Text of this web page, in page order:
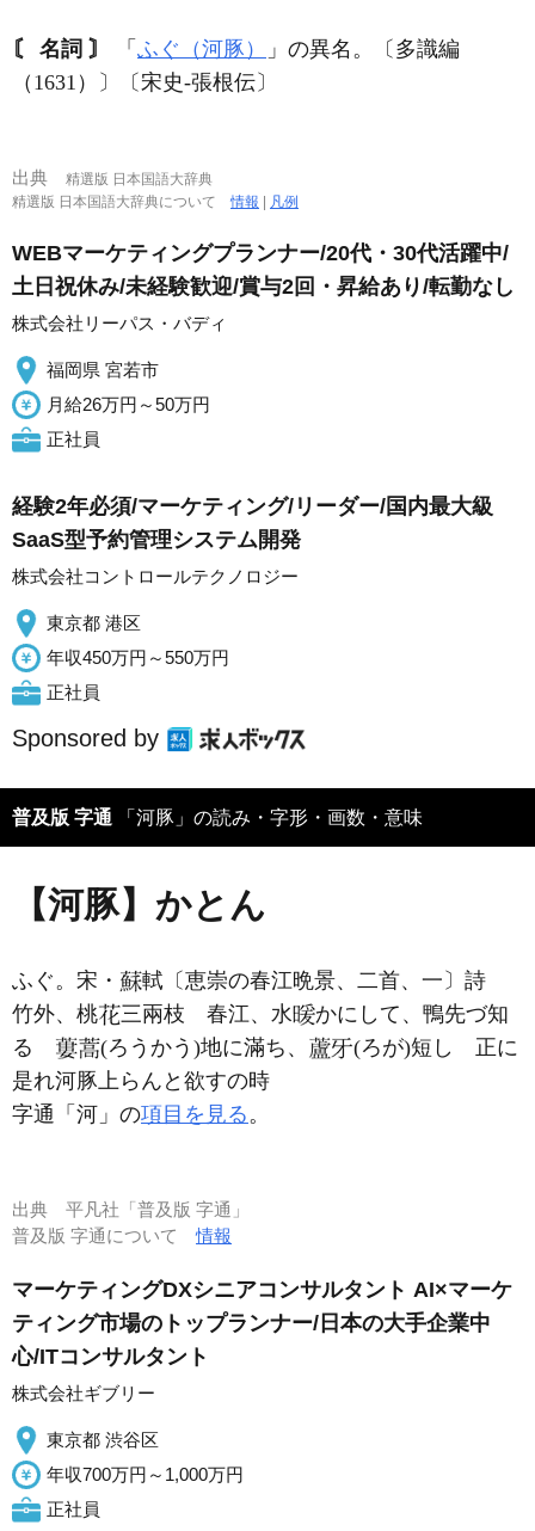
〘 名詞 〙 「 ふぐ（河豚）
」の異名。〔多識編
（1631）〕〔宋史‐張根伝〕
出典
精選版 日本国語大辞典
精選版 日本国語大辞典について情報 凡例
WEBマーケティングプランナー/20代・30代活躍中/
土日祝休み/未経験歓迎/賞与2回・昇給あり/転勤なし
株式会社リーパス・バディ
福岡県 宮若市
月給26万円～50万円
正社員
経験2年必須/マーケティング/リーダー/国内最大級
SaaS型予約管理システム開発
株式会社コントロールテクノロジー
東京都 港区
年収450万円～550万円
正社員
Sponsored by
普及版 字通 「河豚」の読み・字形・画数・意味
【河豚】かとん
ふぐ。宋・
軾〔恵崇の春江晩景、二首、一〕詩
竹外、桃
三兩枝 春江、水
かにして、鴨先づ知
る
(ろうかう)地に滿ち、
(ろが)短し 正に
是れ河豚上らんと欲すの時
字通「河」の項目を見る。
出典 平凡社「普及版 字通」
普及版 字通について情報
マーケティングDXシニアコンサルタント AI×マーケ
ティング市場のトップランナー/日本の大手企業中
心/ITコンサルタント
株式会社ギブリー
東京都 渋谷区
年収700万円～1,000万円
正社員